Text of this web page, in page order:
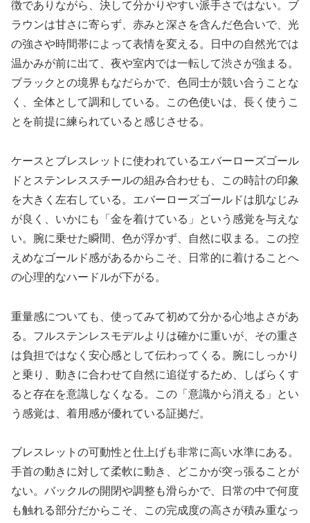
徴でありながら、決して分かりやすい派手さではない。ブ
ラウンは甘さに寄らず、赤みと深さを含んだ色合いで、光
の強さや時間帯によって表情を変える。日中の自然光では
温かみが前に出て、夜や室内では一転して渋さが強まる。
ブラックとの境界もなだらかで、色同士が競い合うことな
く、全体として調和している。この色使いは、長く使うこ
とを前提に練られていると感じさせる。
ケースとブレスレットに使われているエバーローズゴール
ドとステンレススチールの組み合わせも、この時計の印象
を大きく左右している。エバーローズゴールドは肌なじみ
が良く、いかにも「金を着けている」という感覚を与えな
い。腕に乗せた瞬間、色が浮かず、自然に収まる。この控
えめなゴールド感があるからこそ、日常的に着けることへ
の心理的なハードルが下がる。
重量感についても、使ってみて初めて分かる心地よさがあ
る。フルステンレスモデルよりは確かに重いが、その重さ
は負担ではなく安心感として伝わってくる。腕にしっかり
と乗り、動きに合わせて自然に追従するため、しばらくす
ると存在を意識しなくなる。この「意識から消える」とい
う感覚は、着用感が優れている証拠だ。
ブレスレットの可動性と仕上げも非常に高い水準にある。
手首の動きに対して柔軟に動き、どこかが突っ張ることが
ない。バックルの開閉や調整も滑らかで、日常の中で何度
も触れる部分だからこそ、この完成度の高さが積み重なっ